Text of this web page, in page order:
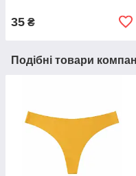
35 ₴
Подібні товари